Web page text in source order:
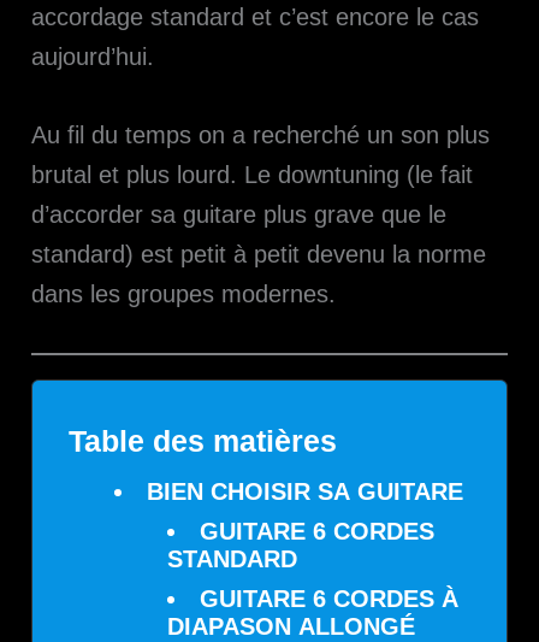
accordage standard et c’est encore le cas
aujourd’hui.
Au fil du temps on a recherché un son plus
brutal et plus lourd. Le downtuning (le fait
d’accorder sa guitare plus grave que le
standard) est petit à petit devenu la norme
dans les groupes modernes.
Table des matières
BIEN CHOISIR SA GUITARE
GUITARE 6 CORDES
STANDARD
GUITARE 6 CORDES À
DIAPASON ALLONGÉ